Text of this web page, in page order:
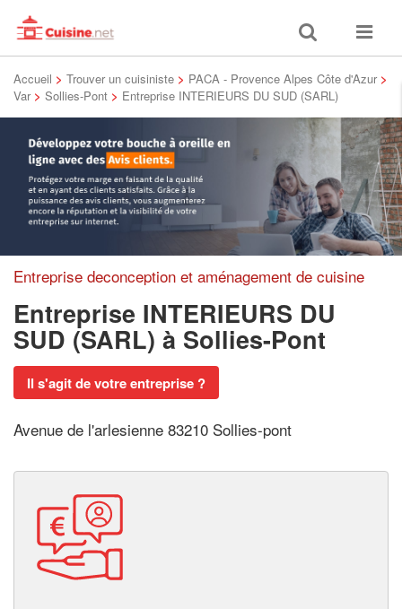
Toggle
search
Toggle
Accueil > Trouver un cuisiniste > PACA - Provence Alpes Côte d'Azur >
Var > Sollies-Pont > Entreprise INTERIEURS DU SUD (SARL)
Entreprise deconception et aménagement de cuisine
Entreprise INTERIEURS DU
SUD (SARL) à Sollies-Pont
Il s'agit de votre entreprise ?
Avenue de l'arlesienne 83210 Sollies-pont